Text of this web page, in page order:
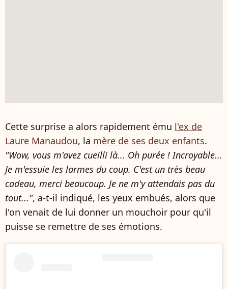
Cette surprise a alors rapidement ému l'ex de
Laure Manaudou, la mère de ses deux enfants.
"Wow, vous m'avez cueilli là... Oh purée ! Incroyable...
Je m'essuie les larmes du coup. C'est un très beau
cadeau, merci beaucoup. Je ne m'y attendais pas du
tout...", a-t-il indiqué, les yeux embués, alors que
l'on venait de lui donner un mouchoir pour qu'il
puisse se remettre de ses émotions.